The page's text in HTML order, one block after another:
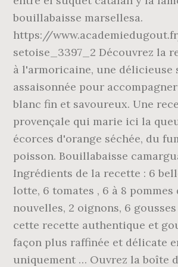
bouillabaisse marsellesa.
https://
setoise_3397_2 Découvrez la
à l'armoricaine, une délicieuse
assaisonnée pour
blanc fin et savoureux. Une
provençale qui marie ici la
écorces d'orange séchée, du
poisson. Bouillabaisse
Ingrédients de la recette : 6
lotte, 6 tomates , 6 à 8 pommes
nouvelles, 2 oignons, 6
cette recette authentique et
façon plus raffinée et délicate
uniquement … Ouvrez la boîte